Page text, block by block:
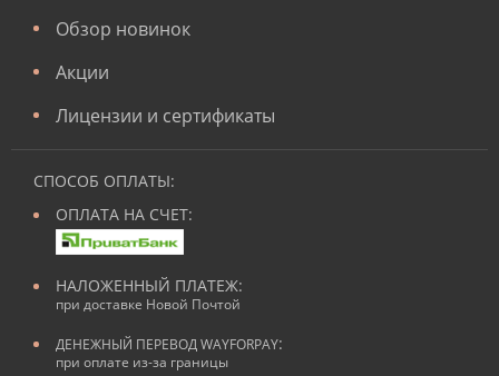
Обзор новинок
Акции
Лицензии и сертификаты
СПОСОБ ОПЛАТЫ:
ОПЛАТА НА СЧЕТ:
НАЛОЖЕННЫЙ ПЛАТЕЖ:
при доставке Новой Почтой
ДЕНЕЖНЫЙ ПЕРЕВОД WAYFORPAY:
при оплате из-за границы